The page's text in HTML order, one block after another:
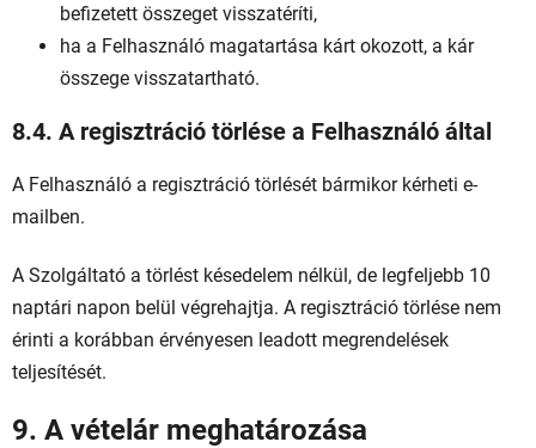
befizetett összeget visszatéríti,
ha a Felhasználó magatartása kárt okozott, a kár
összege visszatartható.
8.4. A regisztráció törlése a Felhasználó által
A Felhasználó a regisztráció törlését bármikor kérheti e-
mailben.
A Szolgáltató a törlést késedelem nélkül, de legfeljebb 10
naptári napon belül végrehajtja. A regisztráció törlése nem
érinti a korábban érvényesen leadott megrendelések
teljesítését.
9. A vételár meghatározása